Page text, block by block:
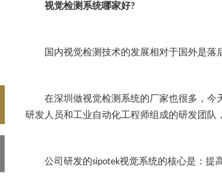
视觉检测系统哪家好?
国内视觉检测技术的发展相对于国外是落后
在深圳做视觉检测系统的厂家也很多，今
研发人员和工业自动化工程师组成的研发团队
公司研发的sipotek视觉系统的核心是：提